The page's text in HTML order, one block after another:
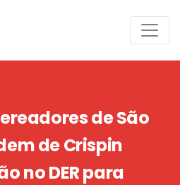
de São
de Crispin
no DER para